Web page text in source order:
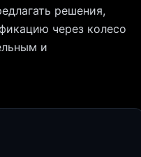
решения,
через колесо
и